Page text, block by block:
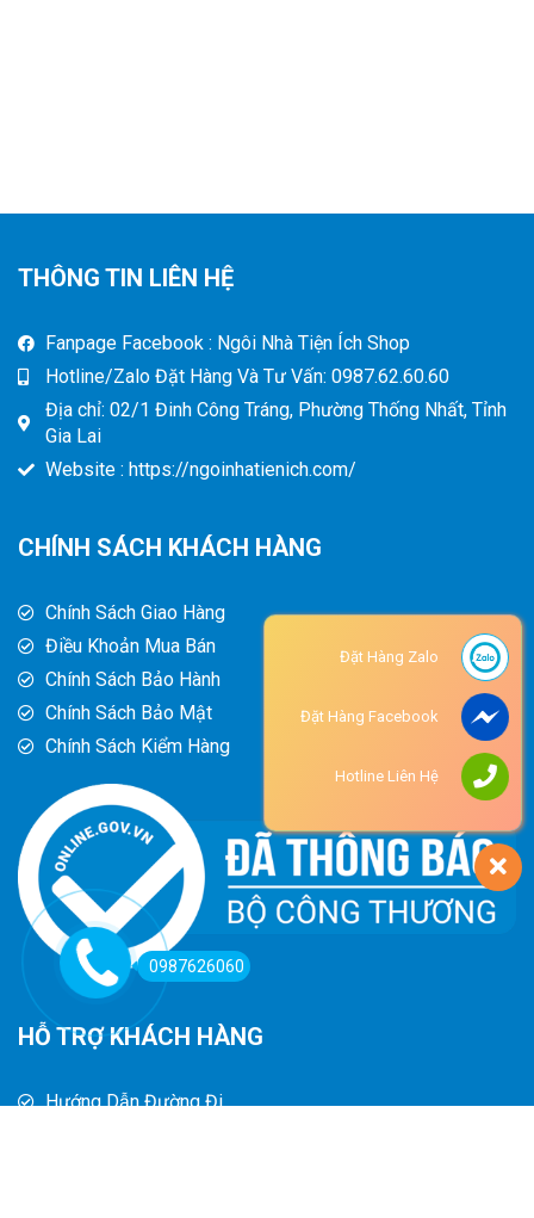
THÔNG TIN LIÊN HỆ
Fanpage Facebook : Ngôi Nhà Tiện Ích Shop
Hotline/Zalo Đặt Hàng Và Tư Vấn: 0987.62.60.60
Địa chỉ: 02/1 Đinh Công Tráng, Phường Thống Nhất, Tỉnh
Gia Lai
Website : https://ngoinhatienich.com/
CHÍNH SÁCH KHÁCH HÀNG
Chính Sách Giao Hàng
Điều Khoản Mua Bán
Chính Sách Bảo Hành
Chính Sách Bảo Mật
Chính Sách Kiểm Hàng
HỖ TRỢ KHÁCH HÀNG
Hướng Dẫn Đường Đi
0987626060
Đặt Hàng Zalo
Đặt Hàng Facebook
Hotline Liên Hệ